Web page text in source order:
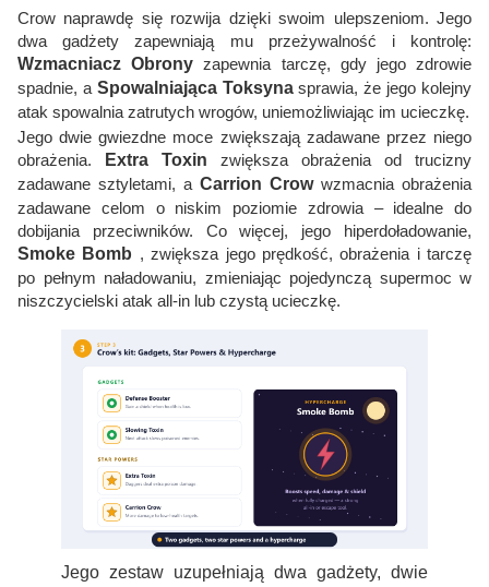
Crow naprawdę się rozwija dzięki swoim ulepszeniom. Jego
dwa gadżety zapewniają mu przeżywalność i kontrolę:
Wzmacniacz Obrony zapewnia tarczę, gdy jego zdrowie
spadnie, a Spowalniająca Toksynasprawia, że ​​jego kolejny
atak spowalnia zatrutych wrogów, uniemożliwiając im ucieczkę.
Jego dwie gwiezdne moce zwiększają zadawane przez niego
obrażenia.
Extra Toxin zwiększa obrażenia od trucizny
zadawane sztyletami, a Carrion Crowwzmacnia obrażenia
zadawane celom o niskim poziomie zdrowia – idealne do
dobijania przeciwników. Co więcej, jego hiperdoładowanie,
Smoke Bomb , zwiększa jego prędkość, obrażenia i tarczę
po pełnym naładowaniu, zmieniając pojedynczą supermoc w
niszczycielski atak all-in lub czystą ucieczkę.
Jego zestaw uzupełniają dwa gadżety, dwie